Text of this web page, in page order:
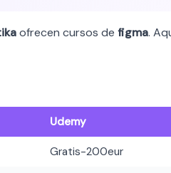
ofrecen cursos de figma.
Udemy
Gratis-200eur